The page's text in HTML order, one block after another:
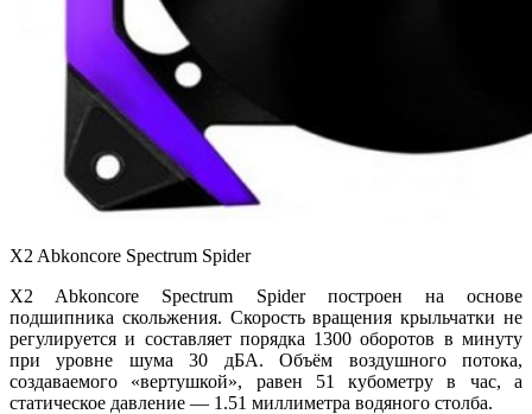
X2 Abkoncore Spectrum Spider
X2 Abkoncore Spectrum Spider построен на основе
подшипника скольжения. Скорость вращения крыльчатки не
регулируется и составляет порядка 1300 оборотов в минуту
при уровне шума 30 дБА. Объём воздушного потока,
создаваемого «вертушкой», равен 51 кубометру в час, а
статическое давление — 1.51 миллиметра водяного столба.